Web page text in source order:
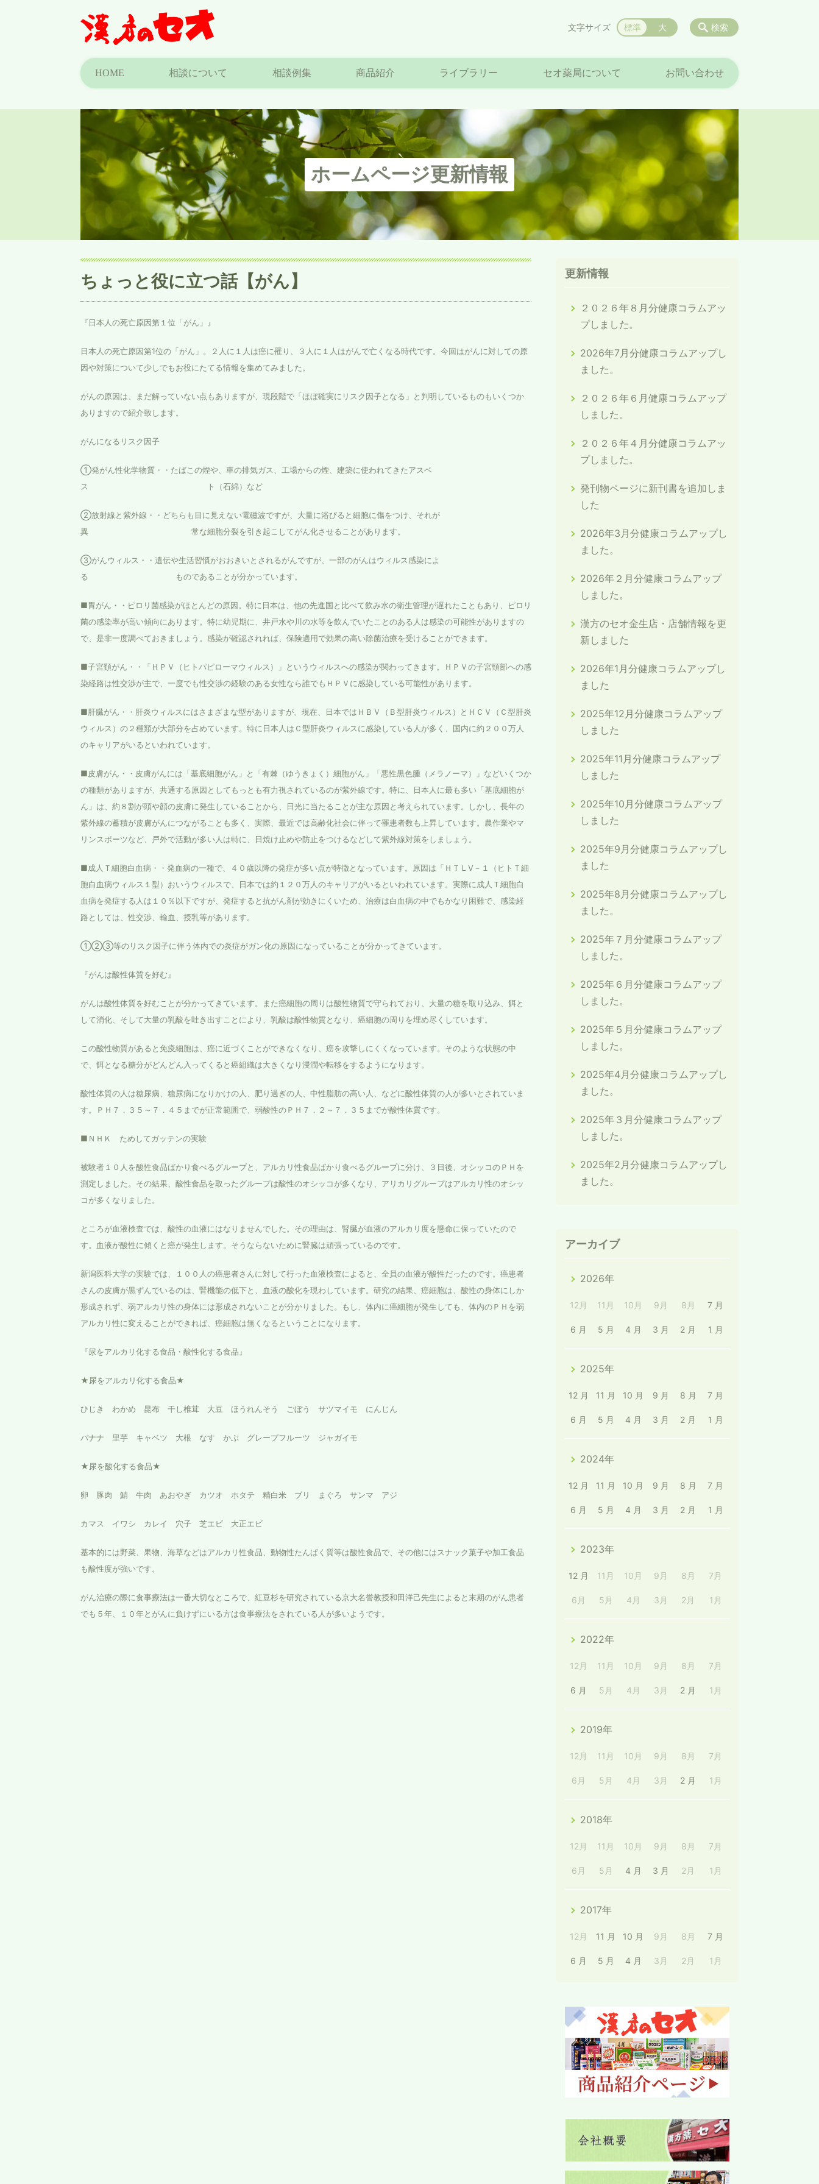
HOME 相談について 相談例集 商品紹介 ライブラリー セオ薬局について お問い合わせ
検索
文字サイズ 標準 大
ホームページ更新情報
ちょっと役に立つ話【がん】
『日本人の死亡原因第１位「がん」』
日本人の死亡原因第1位の「がん」。２人に１人は癌に罹り、３人に１人はがんで亡くなる時代です。今回はがんに対しての原
因や対策について少しでもお役にたてる情報を集めてみました。
がんの原因は、まだ解っていない点もありますが、現段階で「ほぼ確実にリスク因子となる」と判明しているものもいくつか
ありますので紹介致します。
がんになるリスク因子
①発がん性化学物質・・たばこの煙や、車の排気ガス、工場からの煙、建築に使われてきたアスベ
ス ト（石綿）など
②放射線と紫外線・・どちらも目に見えない電磁波ですが、大量に浴びると細胞に傷をつけ、それが
異 常な細胞分裂を引き起こしてがん化させることがあります。
③がんウィルス・・遺伝や生活習慣がおおきいとされるがんですが、一部のがんはウィルス感染によ
る ものであることが分かっています。
■胃がん・・ピロリ菌感染がほとんどの原因。特に日本は、他の先進国と比べて飲み水の衛生管理が遅れたこともあり、ピロリ
菌の感染率が高い傾向にあります。特に幼児期に、井戸水や川の水等を飲んでいたことのある人は感染の可能性がありますの
で、是非一度調べておきましょう。感染が確認されれば、保険適用で効果の高い除菌治療を受けることができます。
■子宮頚がん・・「ＨＰＶ（ヒトパピローマウィルス）」というウィルスへの感染が関わってきます。ＨＰＶの子宮頸部への感
染経路は性交渉が主で、一度でも性交渉の経験のある女性なら誰でもＨＰＶに感染している可能性があります。
■肝臓がん・・肝炎ウィルスにはさまざまな型がありますが、現在、日本ではＨＢＶ（Ｂ型肝炎ウィルス）とＨＣＶ（Ｃ型肝炎
ウィルス）の２種類が大部分を占めています。特に日本人はＣ型肝炎ウィルスに感染している人が多く、国内に約２００万人
のキャリアがいるといわれています。
■皮膚がん・・皮膚がんには「基底細胞がん」と「有棘（ゆうきょく）細胞がん」「悪性黒色腫（メラノーマ）」などいくつか
の種類がありますが、共通する原因としてもっとも有力視されているのが紫外線です。特に、日本人に最も多い「基底細胞が
ん」は、約８割が頭や顔の皮膚に発生していることから、日光に当たることが主な原因と考えられています。しかし、長年の
紫外線の蓄積が皮膚がんにつながることも多く、実際、最近では高齢化社会に伴って罹患者数も上昇しています。農作業やマ
リンスポーツなど、戸外で活動が多い人は特に、日焼け止めや防止をつけるなどして紫外線対策をしましょう。
■成人Ｔ細胞白血病・・発血病の一種で、４０歳以降の発症が多い点が特徴となっています。原因は「ＨＴＬV－１（ヒトＴ細
胞白血病ウィルス１型）おいうウィルスで、日本では約１２０万人のキャリアがいるといわれています。実際に成人Ｔ細胞白
血病を発症する人は１０％以下ですが、発症すると抗がん剤が効きにくいため、治療は白血病の中でもかなり困難で、感染経
路としては、性交渉、輸血、授乳等があります。
①②③等のリスク因子に伴う体内での炎症がガン化の原因になっていることが分かってきています。
『がんは酸性体質を好む』
がんは酸性体質を好むことが分かってきています。また癌細胞の周りは酸性物質で守られており、大量の糖を取り込み、餌と
して消化、そして大量の乳酸を吐き出すことにより、乳酸は酸性物質となり、癌細胞の周りを埋め尽くしています。
この酸性物質があると免疫細胞は、癌に近づくことができなくなり、癌を攻撃しにくくなっています。そのような状態の中
で、餌となる糖分がどんどん入ってくると癌組織は大きくなり浸潤や転移をするようになります。
酸性体質の人は糖尿病、糖尿病になりかけの人、肥り過ぎの人、中性脂肪の高い人、などに酸性体質の人が多いとされていま
す。ＰＨ７．３５～７．４５までが正常範囲で、弱酸性のＰＨ７．２～７．３５までが酸性体質です。
■ＮＨＫ ためしてガッテンの実験
被験者１０人を酸性食品ばかり食べるグループと、アルカリ性食品ばかり食べるグループに分け、３日後、オシッコのＰＨを
測定しました。その結果、酸性食品を取ったグループは酸性のオシッコが多くなり、アリカリグループはアルカリ性のオシッ
コが多くなりました。
ところが血液検査では、酸性の血液にはなりませんでした。その理由は、腎臓が血液のアルカリ度を懸命に保っていたので
す。血液が酸性に傾くと癌が発生します。そうならないために腎臓は頑張っているのです。
新潟医科大学の実験では、１００人の癌患者さんに対して行った血液検査によると、全員の血液が酸性だったのです。癌患者
さんの皮膚が黒ずんでいるのは、腎機能の低下と、血液の酸化を現わしています。研究の結果、癌細胞は、酸性の身体にしか
形成されず、弱アルカリ性の身体には形成されないことが分かりました。もし、体内に癌細胞が発生しても、体内のＰＨを弱
アルカリ性に変えることができれば、癌細胞は無くなるということになります。
『尿をアルカリ化する食品・酸性化する食品』
★尿をアルカリ化する食品★
ひじき わかめ 昆布 干し椎茸 大豆 ほうれんそう ごぼう サツマイモ にんじん
バナナ 里芋 キャベツ 大根 なす かぶ グレープフルーツ ジャガイモ
★尿を酸化する食品★
卵 豚肉 鯖 牛肉 あおやぎ カツオ ホタテ 精白米 ブリ まぐろ サンマ アジ
カマス イワシ カレイ 穴子 芝エビ 大正エビ
基本的には野菜、果物、海草などはアルカリ性食品、動物性たんぱく質等は酸性食品で、その他にはスナック菓子や加工食品
も酸性度が強いです。
がん治療の際に食事療法は一番大切なところで、紅豆杉を研究されている京大名誉教授和田洋己先生によると末期のがん患者
でも５年、１０年とがんに負けずにいる方は食事療法をされている人が多いようです。
更新情報
２０２６年８月分健康コラムアッ
プしました。
2026年7月分健康コラムアップし
ました。
２０２６年６月健康コラムアップ
しました。
２０２６年４月分健康コラムアッ
プしました。
発刊物ページに新刊書を追加しま
した
2026年3月分健康コラムアップし
ました。
2026年２月分健康コラムアップ
しました。
漢方のセオ金生店・店舗情報を更
新しました
2026年1月分健康コラムアップし
ました
2025年12月分健康コラムアップ
しました
2025年11月分健康コラムアップ
しました
2025年10月分健康コラムアップ
しました
2025年9月分健康コラムアップし
ました
2025年8月分健康コラムアップし
ました。
2025年７月分健康コラムアップ
しました。
2025年６月分健康コラムアップ
しました。
2025年５月分健康コラムアップ
しました。
2025年4月分健康コラムアップし
ました。
2025年３月分健康コラムアップ
しました。
2025年2月分健康コラムアップし
ました。
アーカイブ
2026年
12月 11月 10月 9月 8月 7 月
6 月 5 月 4 月 3 月 2 月 1 月
2025年
12 月 11 月 10 月 9 月 8 月 7 月
6 月 5 月 4 月 3 月 2 月 1 月
2024年
12 月 11 月 10 月 9 月 8 月 7 月
6 月 5 月 4 月 3 月 2 月 1 月
2023年
12 月 11月 10月 9月 8月 7月
6月 5月 4月 3月 2月 1月
2022年
12月 11月 10月 9月 8月 7月
6 月 5月 4月 3月 2 月 1月
2019年
12月 11月 10月 9月 8月 7月
6月 5月 4月 3月 2 月 1月
2018年
12月 11月 10月 9月 8月 7月
6月 5月 4 月 3 月 2月 1月
2017年
12月 11 月 10 月 9月 8月 7 月
6 月 5 月 4 月 3月 2月 1月